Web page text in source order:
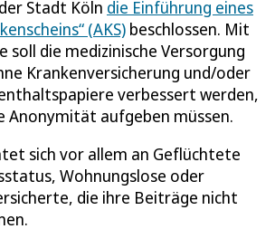
Stadt Köln die Einführung eines
(AKS) beschlossen. Mit
soll die medizinische Versorgung
Krankenversicherung und/oder
verbessert werden,
Anonymität aufgeben müssen.
sich vor allem an Geflüchtete
Wohnungslose oder
die ihre Beiträge nicht